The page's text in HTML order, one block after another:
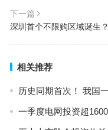
下一篇
深圳首个不限购区域诞生
相关推荐
历史同期首次！ 我国
一季度电网投资超